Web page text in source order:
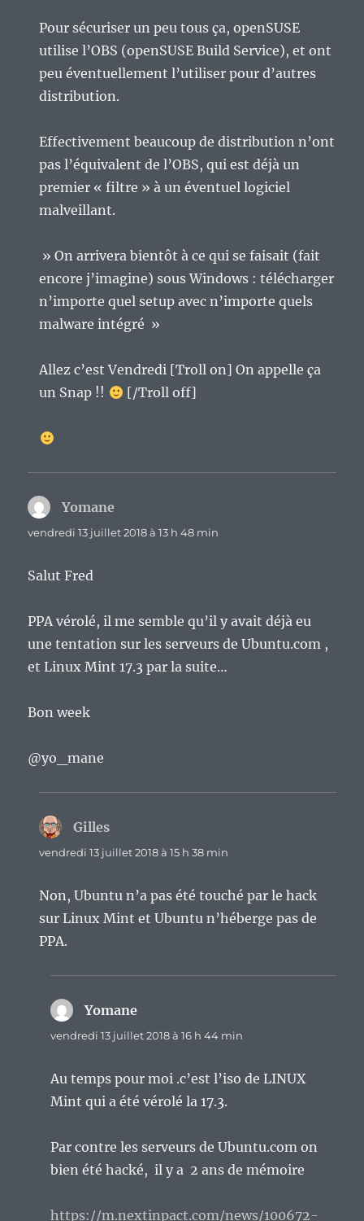
Pour sécuriser un peu tous ça, openSUSE
utilise l’OBS (openSUSE Build Service), et ont
peu éventuellement l’utiliser pour d’autres
distribution.
Effectivement beaucoup de distribution n’ont
pas l’équivalent de l’OBS, qui est déjà un
premier « filtre » à un éventuel logiciel
malveillant.
» On arrivera bientôt à ce qui se faisait (fait
encore j’imagine) sous Windows : télécharger
n’importe quel setup avec n’importe quels
malware intégré »
Allez c’est Vendredi [Troll on] On appelle ça
un Snap !!
[/Troll off]
Yomane
vendredi 13 juillet 2018 à 13 h 48 min
Salut Fred
PPA vérolé, il me semble qu’il y avait déjà eu
une tentation sur les serveurs de Ubuntu.com ,
et Linux Mint 17.3 par la suite…
Bon week
@yo_mane
Gilles
vendredi 13 juillet 2018 à 15 h 38 min
Non, Ubuntu n’a pas été touché par le hack
sur Linux Mint et Ubuntu n’héberge pas de
PPA.
Yomane
vendredi 13 juillet 2018 à 16 h 44 min
Au temps pour moi .c’est l’iso de LINUX
Mint qui a été vérolé la 17.3.
Par contre les serveurs de Ubuntu.com on
bien été hacké, il y a 2 ans de mémoire
https://m.nextinpact.com/news/100672-